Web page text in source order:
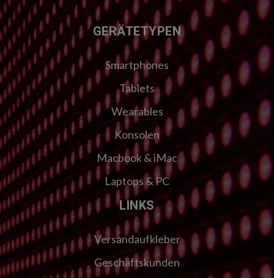
FUSSZEILE GERÄTETYPEN
Smartphones
Tablets
Wearables
Konsolen
Macbook & iMac
Laptops & PC
LINKS
Versandaufkleber
Geschäftskunden